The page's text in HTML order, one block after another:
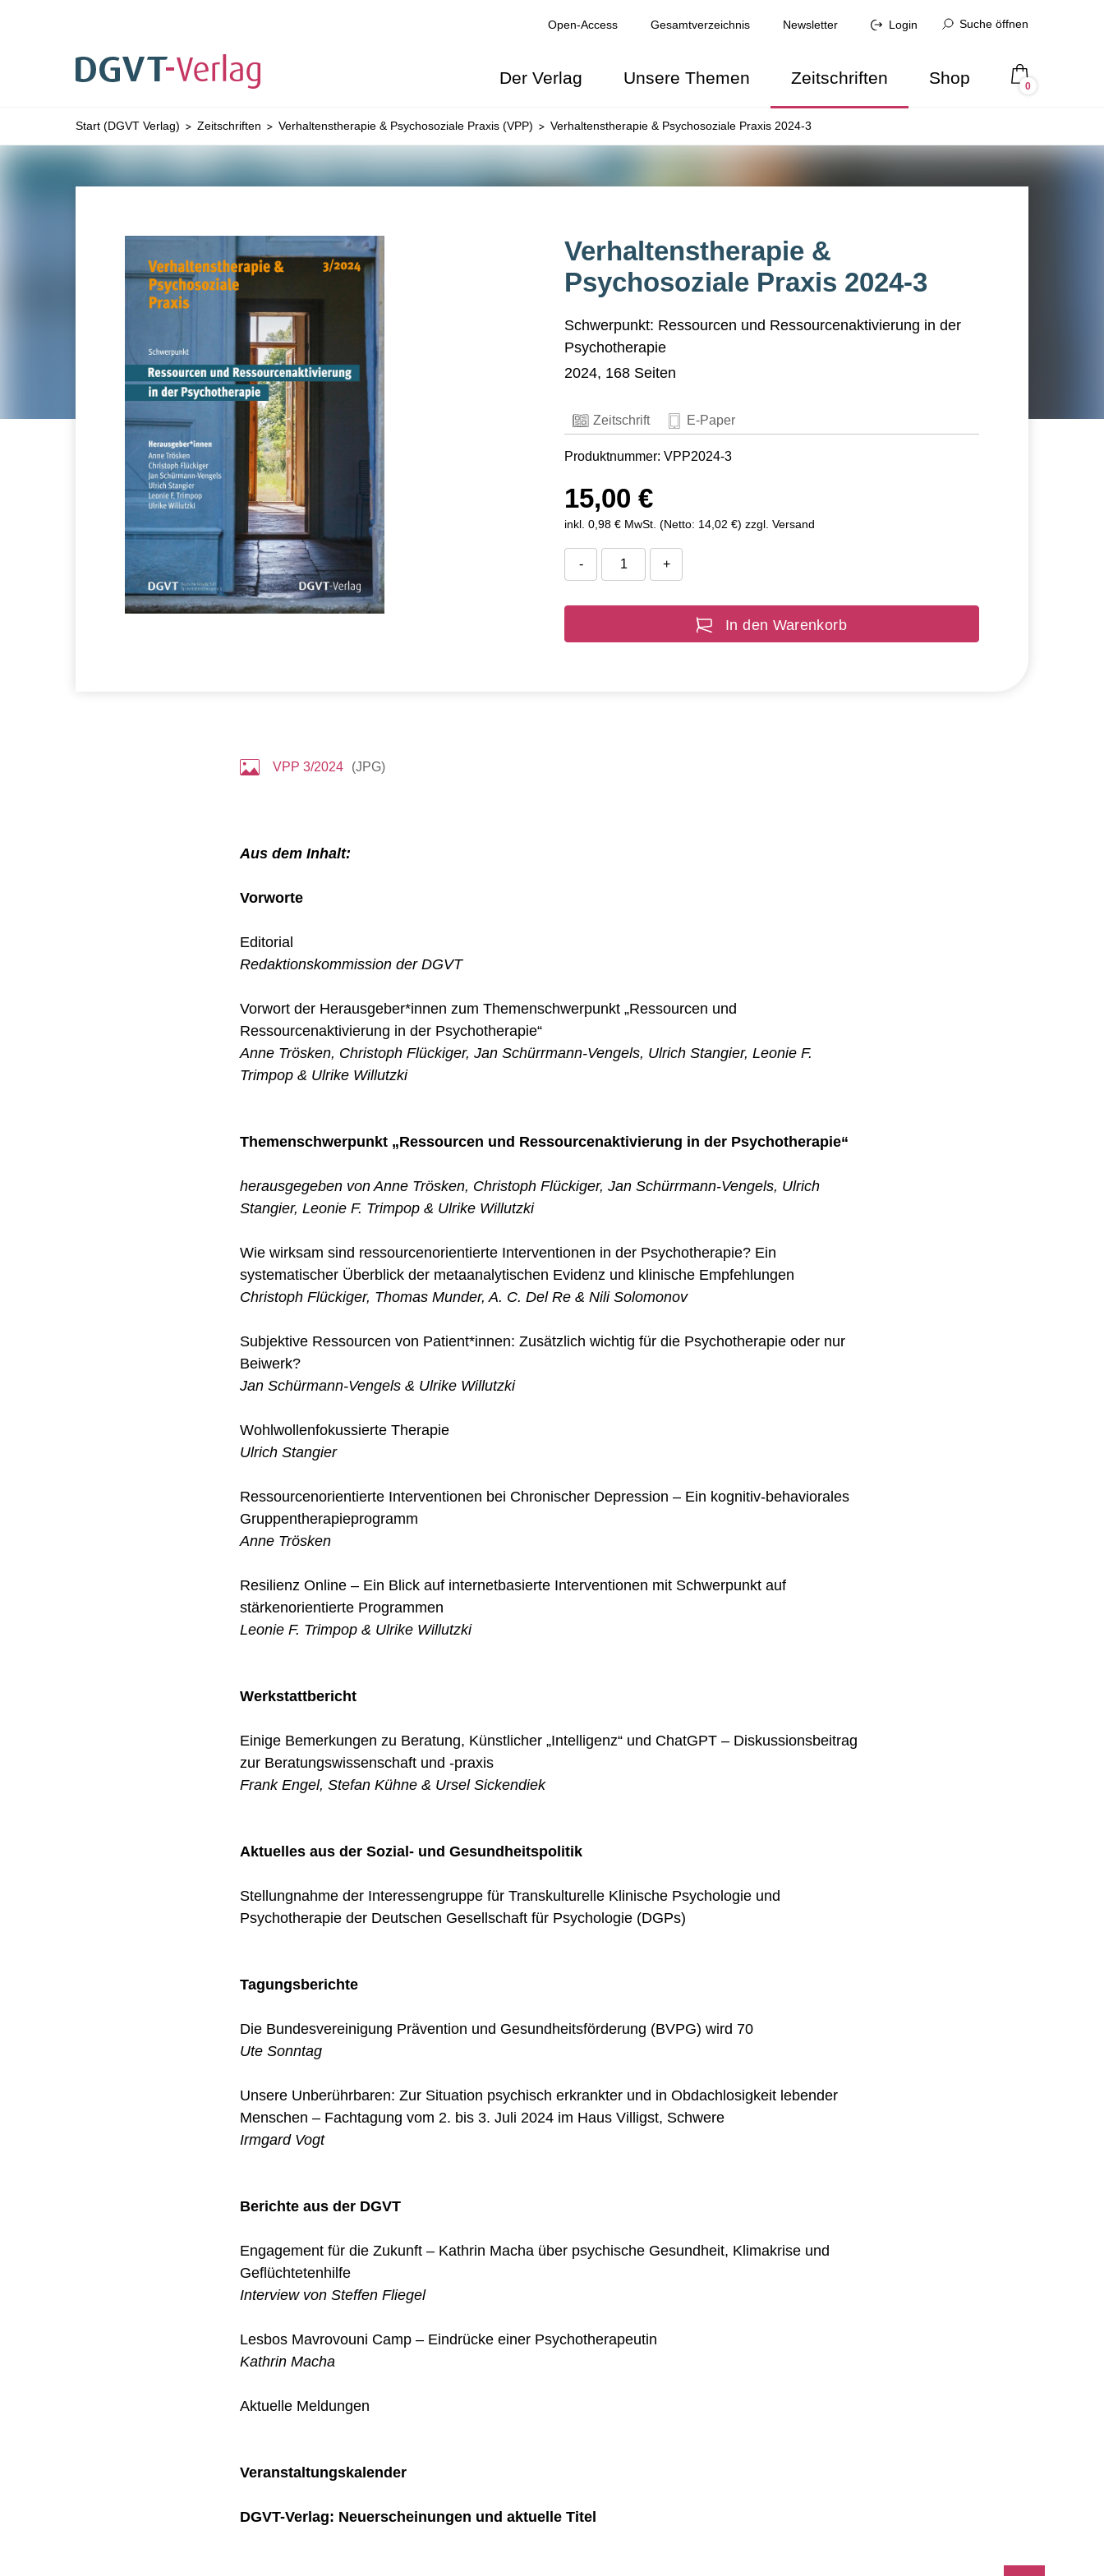
ZUM HAUPTINHALT SPRINGEN ZUR SUCHE SPRINGEN
Open-Access Gesamtverzeichnis Newsletter Login Suche öffnen
Der Verlag Unsere Themen Zeitschriften Shop 0
Sie befinden sich hier:
Start (DGVT Verlag) Zeitschriften Verhaltenstherapie & Psychosoziale Praxis (VPP) Verhaltenstherapie & Psychosoziale Praxis 2024-3
Verhaltenstherapie &
Psychosoziale Praxis 2024-3
Schwerpunkt: Ressourcen und Ressourcenaktivierung in der
Psychotherapie
2024, 168 Seiten
Zeitschrift E-Paper
Produktnummer: VPP2024-3
15,00 €
inkl. 0,98 € MwSt. (Netto: 14,02 €) zzgl. Versand
- +
In den Warenkorb
VPP 3/2024 (JPG)
Aus dem Inhalt:
Vorworte
Editorial
Redaktionskommission der DGVT
Vorwort der Herausgeber*innen zum Themenschwerpunkt „Ressourcen und
Ressourcenaktivierung in der Psychotherapie“
Anne Trösken, Christoph Flückiger, Jan Schürrmann-Vengels, Ulrich Stangier, Leonie F.
Trimpop & Ulrike Willutzki
Themenschwerpunkt „Ressourcen und Ressourcenaktivierung in der Psychotherapie“
herausgegeben von Anne Trösken, Christoph Flückiger, Jan Schürrmann-Vengels, Ulrich
Stangier, Leonie F. Trimpop & Ulrike Willutzki
Wie wirksam sind ressourcenorientierte Interventionen in der Psychotherapie? Ein
systematischer Überblick der metaanalytischen Evidenz und klinische Empfehlungen
Christoph Flückiger, Thomas Munder, A. C. Del Re & Nili Solomonov
Subjektive Ressourcen von Patient*innen: Zusätzlich wichtig für die Psychotherapie oder nur
Beiwerk?
Jan Schürmann-Vengels & Ulrike Willutzki
Wohlwollenfokussierte Therapie
Ulrich Stangier
Ressourcenorientierte Interventionen bei Chronischer Depression – Ein kognitiv-behaviorales
Gruppentherapieprogramm
Anne Trösken
Resilienz Online – Ein Blick auf internetbasierte Interventionen mit Schwerpunkt auf
stärkenorientierte Programmen
Leonie F. Trimpop & Ulrike Willutzki
Werkstattbericht
Einige Bemerkungen zu Beratung, Künstlicher „Intelligenz“ und ChatGPT – Diskussionsbeitrag
zur Beratungswissenschaft und -praxis
Frank Engel, Stefan Kühne & Ursel Sickendiek
Aktuelles aus der Sozial- und Gesundheitspolitik
Stellungnahme der Interessengruppe für Transkulturelle Klinische Psychologie und
Psychotherapie der Deutschen Gesellschaft für Psychologie (DGPs)
Tagungsberichte
Die Bundesvereinigung Prävention und Gesundheitsförderung (BVPG) wird 70
Ute Sonntag
Unsere Unberührbaren: Zur Situation psychisch erkrankter und in Obdachlosigkeit lebender
Menschen – Fachtagung vom 2. bis 3. Juli 2024 im Haus Villigst, Schwere
Irmgard Vogt
Berichte aus der DGVT
Engagement für die Zukunft – Kathrin Macha über psychische Gesundheit, Klimakrise und
Geflüchtetenhilfe
Interview von Steffen Fliegel
Lesbos Mavrovouni Camp – Eindrücke einer Psychotherapeutin
Kathrin Macha
Aktuelle Meldungen
Veranstaltungskalender
DGVT-Verlag: Neuerscheinungen und aktuelle Titel